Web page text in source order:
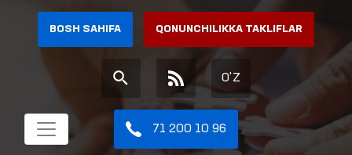
BOSH SAHIFA QONUNCHILIKKA TAKLIFLAR
O'Z
71 200 10 96